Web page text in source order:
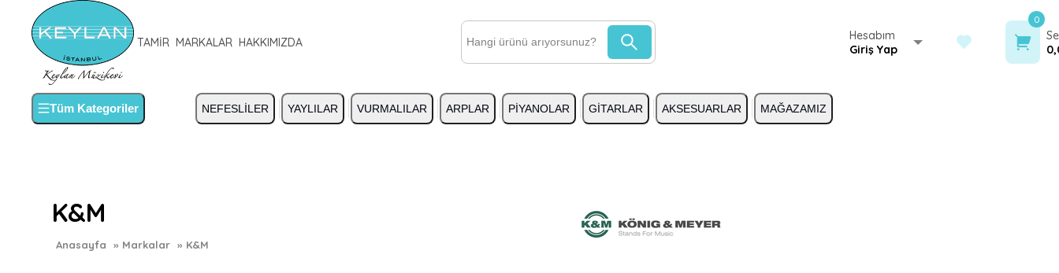
TAMİR MARKALAR HAKKIMIZDA
Hesabım
Giriş Yap
0
Tüm Kategoriler NEFESLİLER YAYLILAR VURMALILAR ARPLAR PİYANOLAR GİTARLAR AKSESUARLAR MAĞAZAMIZ
K&M
Anasayfa » Markalar » K&M